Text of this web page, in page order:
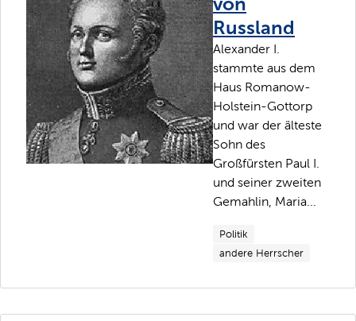
Russland
Alexander I.
stammte aus dem
Haus Romanow-
Holstein-Gottorp
und war der älteste
Sohn des
Großfürsten Paul I.
und seiner zweiten
Gemahlin, Maria...
Politik
andere Herrscher